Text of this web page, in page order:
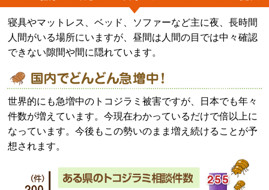
寝具やマットレス、ベッド、ソファーなど主に夜、長時間
人間がいる場所にいますが、昼間は人間の目では中々確認
できない隙間や間に隠れています。
世界的にも急増中のトコジラミ被害ですが、日本でも年々
件数が増えています。今現在わかっているだけで倍以上に
なっています。今後もこの勢いのまま増え続けることが予
想されます。